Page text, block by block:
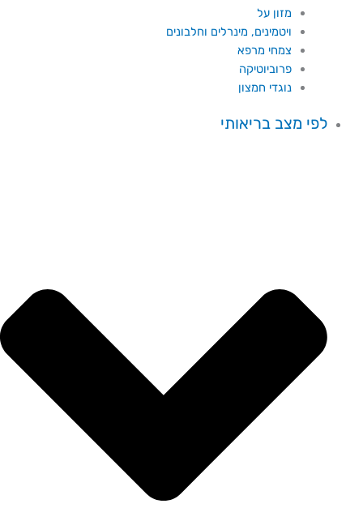
מזון על
ויטמינים, מינרלים וחלבונים
צמחי מרפא
פרוביוטיקה
נוגדי חמצון
לפי מצב בריאותי